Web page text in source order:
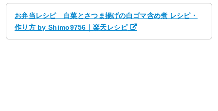
お弁当レシピ 白菜とさつま揚げの白ゴマ含め煮 レシピ・
作り方 by Shimo9756｜楽天レシピ